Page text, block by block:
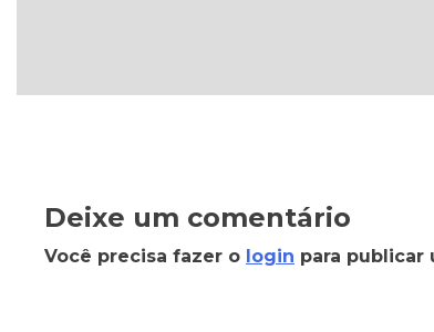
Deixe um comentário
Você precisa fazer o login para publicar